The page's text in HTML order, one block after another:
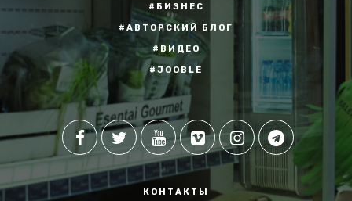
#БИЗНЕС
#АВТОРСКИЙ БЛОГ
#ВИДЕО
#JOOBLE
КОНТАКТЫ